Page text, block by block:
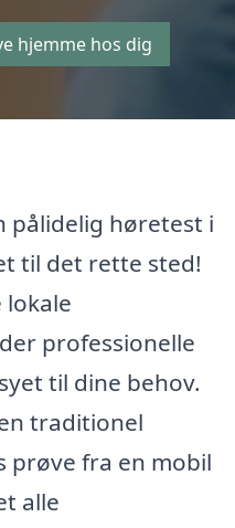
hjemme hos dig
pålidelig høretest i
til det rette sted!
lokale
professionelle
til dine behov.
traditionel
prøve fra en mobil
alle